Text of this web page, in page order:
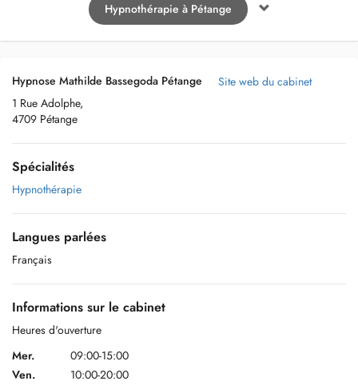
Hypnothérapie à Pétange
Hypnose Mathilde Bassegoda Pétange
1 Rue Adolphe,
4709 Pétange
Site web du cabinet
Spécialités
Hypnothérapie
Langues parlées
Français
Informations sur le cabinet
Heures d'ouverture
Mer.
09:00-15:00
Ven.
10:00-20:00